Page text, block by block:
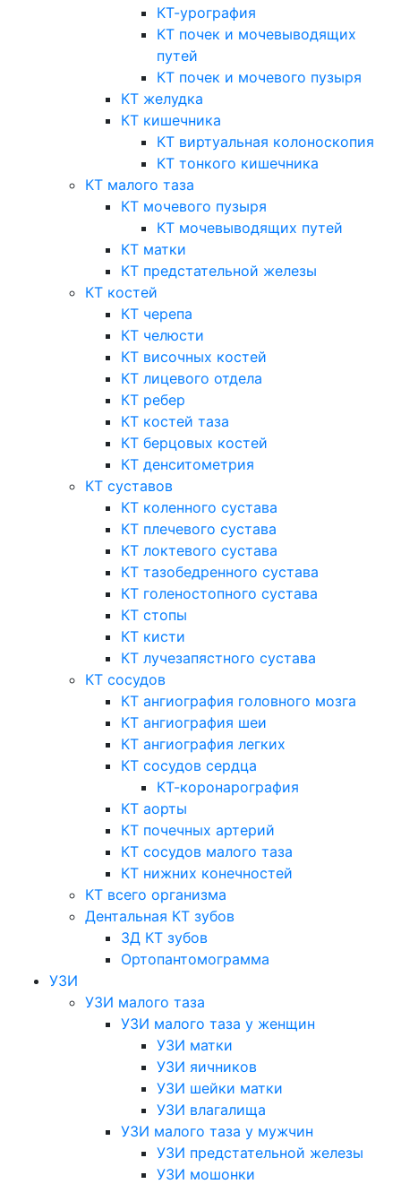
КТ-урография
КТ почек и мочевыводящих
путей
КТ почек и мочевого пузыря
КТ желудка
КТ кишечника
КТ виртуальная колоноскопия
КТ тонкого кишечника
КТ малого таза
КТ мочевого пузыря
КТ мочевыводящих путей
КТ матки
КТ предстательной железы
КТ костей
КТ черепа
КТ челюсти
КТ височных костей
КТ лицевого отдела
КТ ребер
КТ костей таза
КТ берцовых костей
КТ денситометрия
КТ суставов
КТ коленного сустава
КТ плечевого сустава
КТ локтевого сустава
КТ тазобедренного сустава
КТ голеностопного сустава
КТ стопы
КТ кисти
КТ лучезапястного сустава
КТ сосудов
КТ ангиография головного мозга
КТ ангиография шеи
КТ ангиография легких
КТ сосудов сердца
КТ-коронарография
КТ аорты
КТ почечных артерий
КТ сосудов малого таза
КТ нижних конечностей
КТ всего организма
Дентальная КТ зубов
3Д КТ зубов
Ортопантомограмма
УЗИ
УЗИ малого таза
УЗИ малого таза у женщин
УЗИ матки
УЗИ яичников
УЗИ шейки матки
УЗИ влагалища
УЗИ малого таза у мужчин
УЗИ предстательной железы
УЗИ мошонки